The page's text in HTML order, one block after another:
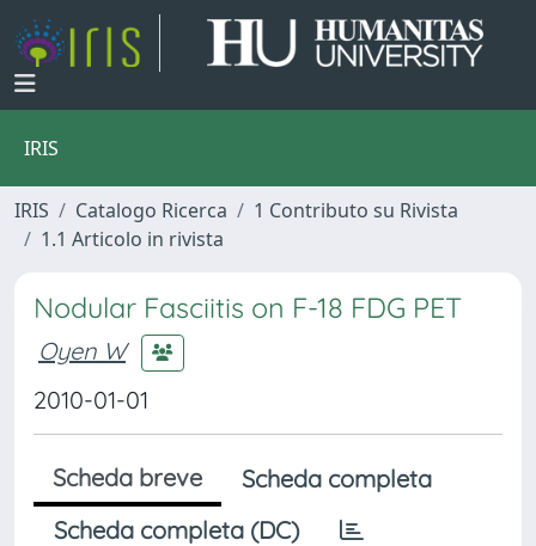
IRIS
IRIS Catalogo Ricerca
1 Contributo su Rivista
1.1 Articolo in rivista
Nodular Fasciitis on F-18 FDG PET
Oyen W
2010-01-01
Scheda breve
Scheda completa
Scheda completa (DC)